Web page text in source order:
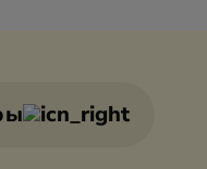
Дубай